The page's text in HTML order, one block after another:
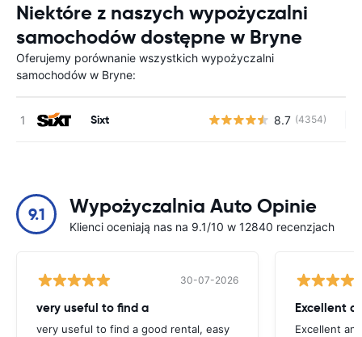
Niektóre z naszych wypożyczalni
samochodów dostępne w Bryne
Oferujemy porównanie wszystkich wypożyczalni
samochodów w Bryne:
Sixt 8.7 (4354)
9.1 Wypożyczalnia Auto Opinie
Klienci oceniają nas na 9.1/10 w 12840 recenzjach
30-07-2026
very useful to find a
very useful to find a good rental, easy
Excellent
Excellent